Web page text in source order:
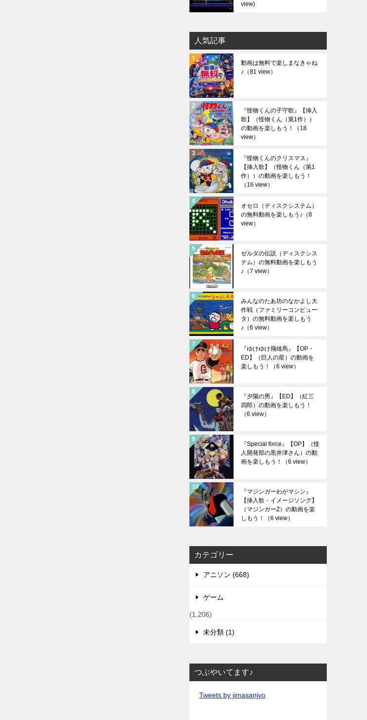
view
人気記事
動画は無料で楽しまなきゃね
♪ （81 view）
『怪物くんの子守歌』【挿入
歌】（怪物くん（第1作））
の動画を楽しもう！
（18
view）
『怪物くんのクリスマス』
【挿入歌】（怪物くん（第1
作））の動画を楽しもう！
（16 view）
オセロ（ディスクシステム）
の無料動画を楽しもう♪ （8
view）
ゼルダの伝説（ディスクシス
テム）の無料動画を楽しもう
♪ （7 view）
みんなのたあ坊のなかよし大
作戦（ファミリーコンピュー
タ）の無料動画を楽しもう
♪ （6 view）
『ゆけゆけ飛雄馬』【OP・
ED】（巨人の星）の動画を
楽しもう！
（6 view）
『夕陽の男』【ED】（紅三
四郎）の動画を楽しもう！
（6 view）
『Special force』【OP】（怪
人開発部の黒井津さん）の動
画を楽しもう！
（6 view）
『マジンガーわがマシン』
【挿入歌・イメージソング】
（マジンガーZ）の動画を楽
しもう！
（6 view）
カテゴリー
アニソン (668)
ゲーム
(1,206)
未分類 (1)
つぶやいてます♪
Tweets by jimasanjyo